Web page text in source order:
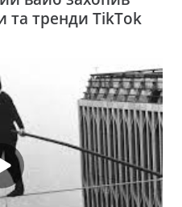
та тренди TikTok